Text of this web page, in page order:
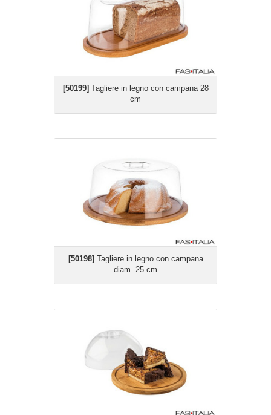
[50199]Tagliere in legno con campana 28
cm
[50198] Tagliere in legno con campana
diam. 25 cm